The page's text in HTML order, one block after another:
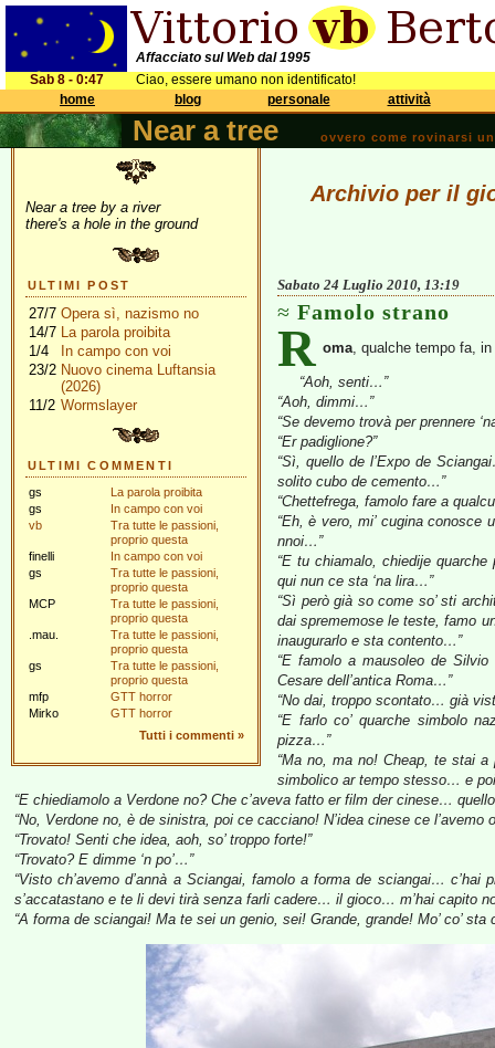
Affacciato sul Web dal 1995
Sab 8 - 0:47
Ciao, essere umano non identificato!
home
blog personale attività
Near a tree ovvero come rovinarsi
Near a tree by a river
there's a hole in the ground
ULTIMI POST
27/7 Opera sì, nazismo no
14/7 La parola proibita
1/4
In campo con voi
23/2 Nuovo cinema Luftansia
(2026)
11/2 Wormslayer
ULTIMI COMMENTI
gs
La parola proibita
gs
In campo con voi
vb
Tra tutte le passioni,
proprio questa
finelli
In campo con voi
gs
Tra tutte le passioni,
proprio questa
MCP
Tra tutte le passioni,
proprio questa
.mau.
Tra tutte le passioni,
proprio questa
gs
Tra tutte le passioni,
proprio questa
mfp
GTT horror
Mirko
GTT horror
Tutti i commenti »
Archivio per il
Sabato 24 Luglio 2010, 13:19
Famolo strano
R oma, qualche tempo fa,
“Aoh, senti…”
“Aoh, dimmi…”
“Se devemo trovà per prennere
“Er padiglione?”
“Sì, quello de l’Expo de
solito cubo de cemento…”
“Chettefrega, famolo fare a
“Eh, è vero, mi’ cugina
nnoi…”
“E tu chiamalo, chiedije
qui nun ce sta ‘na lira…”
“Sì però già so come so’ sti
dai sprememose le teste, famo
inaugurarlo e sta contento…”
“E famolo a mausoleo de
Cesare dell’antica Roma…”
“No dai, troppo scontato… già
“E farlo co’ quarche simbolo
pizza…”
“Ma no, ma no! Cheap, te stai
simbolico ar tempo stesso… e poi
“E chiediamolo a Verdone no? Che c’aveva fatto er film der cinese…
“No, Verdone no, è de sinistra, poi ce cacciano! N’idea cinese ce l’avemo
“Trovato! Senti che idea, aoh, so’ troppo forte!”
“Trovato? E dimme ‘n po’…”
“Visto ch’avemo d’annà a Sciangai, famolo a forma de sciangai…
s’accatastano e te li devi tirà senza farli cadere… il gioco… m’hai capito
“A forma de sciangai! Ma te sei un genio, sei! Grande, grande! Mo’ co’